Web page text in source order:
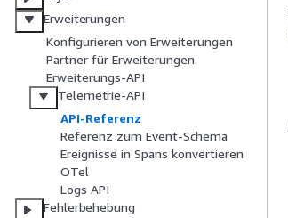
Erweiterungen
Konfigurieren von Erweiterungen
Partner für Erweiterungen
Erweiterungs-API
Telemetrie-API
API-Referenz
Referenz zum Event-Schema
Ereignisse in Spans konvertieren
OTel
Logs API
Fehlerbehebung